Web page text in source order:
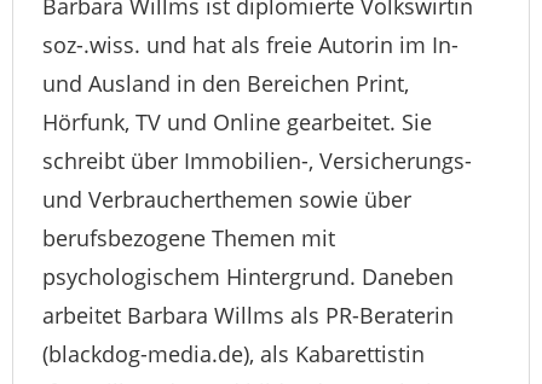
Barbara Willms ist diplomierte Volkswirtin
soz-.wiss. und hat als freie Autorin im In-
und Ausland in den Bereichen Print,
Hörfunk, TV und Online gearbeitet. Sie
schreibt über Immobilien-, Versicherungs-
und Verbraucherthemen sowie über
berufsbezogene Themen mit
psychologischem Hintergrund. Daneben
arbeitet Barbara Willms als PR-Beraterin
(blackdog-media.de), als Kabarettistin